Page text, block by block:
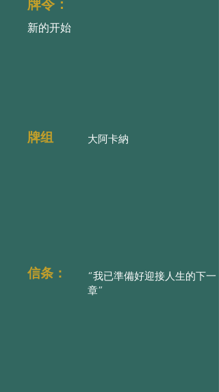
牌令：
新的开始
牌组 大阿卡納
信条：
“我已準備好迎接人生的下一
章”